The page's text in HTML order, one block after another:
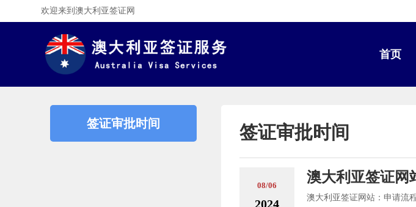
欢迎来到澳大利亚签证网
首页
签证审批时间 签证审批时间
08/06
2024
澳大利亚签证网
澳大利亚签证网站：申请流